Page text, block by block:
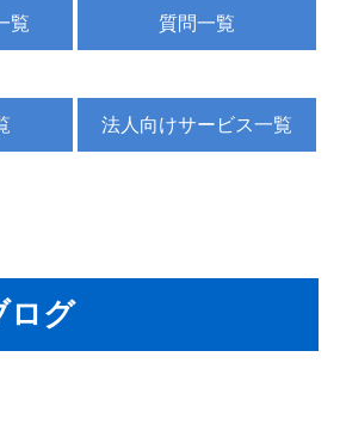
覧 質問一覧
法人向けサービス一覧
ログ